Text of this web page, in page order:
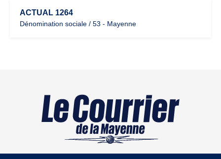
ACTUAL 1264
Dénomination sociale / 53 - Mayenne